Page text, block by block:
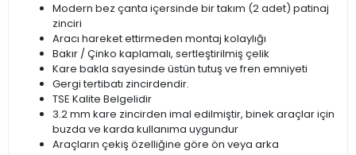
Modern bez çanta içersinde bir takım (2 adet) patinaj
zinciri
Aracı hareket ettirmeden montaj kolaylığı
Bakır / Çinko kaplamalı, sertleştirilmiş çelik
Kare bakla sayesinde üstün tutuş ve fren emniyeti
Gergi tertibatı zincirdendir.
TSE Kalite Belgelidir
3.2 mm kare zincirden imal edilmiştir, binek araçlar için
buzda ve karda kullanıma uygundur
Araçların çekiş özelliğine göre ön veya arka